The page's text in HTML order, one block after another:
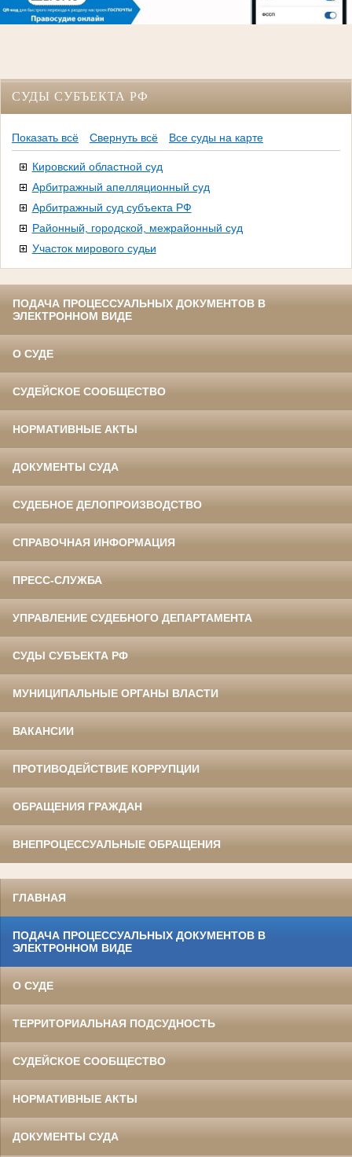
СУДЫ СУБЪЕКТА РФ
Показать всё Свернуть всё Все суды на карте
Кировский областной суд
Арбитражный апелляционный суд
Арбитражный суд субъекта РФ
Районный, городской, межрайонный суд
Участок мирового судьи
ПОДАЧА ПРОЦЕССУАЛЬНЫХ ДОКУМЕНТОВ В
ЭЛЕКТРОННОМ ВИДЕ
О СУДЕ
СУДЕЙСКОЕ СООБЩЕСТВО
НОРМАТИВНЫЕ АКТЫ
ДОКУМЕНТЫ СУДА
СУДЕБНОЕ ДЕЛОПРОИЗВОДСТВО
СПРАВОЧНАЯ ИНФОРМАЦИЯ
ПРЕСС-СЛУЖБА
УПРАВЛЕНИЕ СУДЕБНОГО ДЕПАРТАМЕНТА
СУДЫ СУБЪЕКТА РФ
МУНИЦИПАЛЬНЫЕ ОРГАНЫ ВЛАСТИ
ВАКАНСИИ
ПРОТИВОДЕЙСТВИЕ КОРРУПЦИИ
ОБРАЩЕНИЯ ГРАЖДАН
ВНЕПРОЦЕССУАЛЬНЫЕ ОБРАЩЕНИЯ
ГЛАВНАЯ
ПОДАЧА ПРОЦЕССУАЛЬНЫХ ДОКУМЕНТОВ В
ЭЛЕКТРОННОМ ВИДЕ
О СУДЕ
ТЕРРИТОРИАЛЬНАЯ ПОДСУДНОСТЬ
СУДЕЙСКОЕ СООБЩЕСТВО
НОРМАТИВНЫЕ АКТЫ
ДОКУМЕНТЫ СУДА